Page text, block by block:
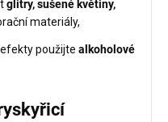
glitry, sušené květiny,
materiály,
použijte alkoholové